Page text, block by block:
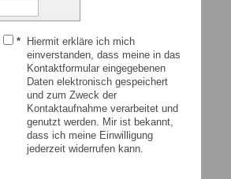
*
Hiermit erkläre ich mich
einverstanden, dass meine in das
Kontaktformular eingegebenen
Daten elektronisch gespeichert
und zum Zweck der
Kontaktaufnahme verarbeitet und
genutzt werden. Mir ist bekannt,
dass ich meine Einwilligung
jederzeit widerrufen kann.